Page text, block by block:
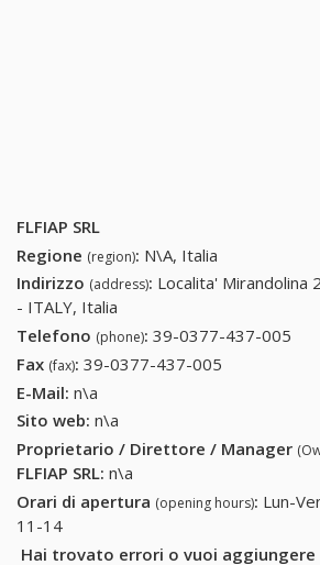
FLFIAP SRL
Regione (region): N\A, Italia
Indirizzo (address): Localita' Mirandolina
- ITALY, Italia
Telefono (phone): 39-0377-437-005
Fax (fax): 39-0377-437-005
E-Mail: n\a
Sito web: n\a
Proprietario / Direttore / Manager
FLFIAP SRL: n\a
Orari di apertura (opening hours): Lun-
11-14
Hai trovato errori o vuoi